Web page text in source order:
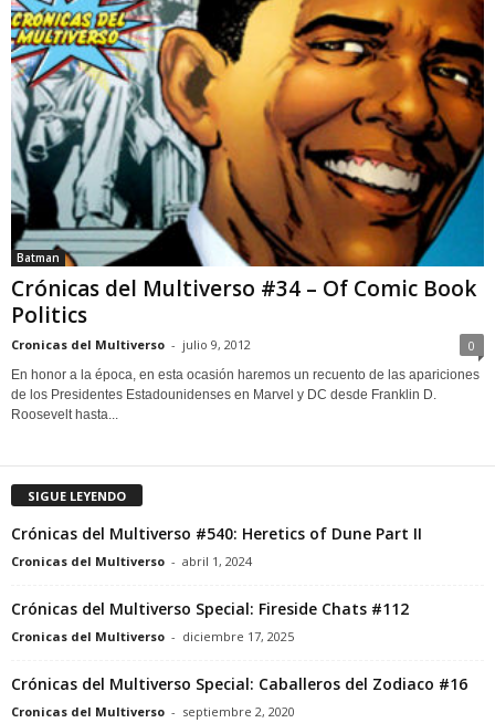
Batman
Crónicas del Multiverso #34 – Of Comic Book
Politics
Cronicas del Multiverso - julio 9, 2012 0
En honor a la época, en esta ocasión haremos un recuento de las apariciones
de los Presidentes Estadounidenses en Marvel y DC desde Franklin D.
Roosevelt hasta...
SIGUE LEYENDO
Crónicas del Multiverso #540: Heretics of Dune Part II
Cronicas del Multiverso - abril 1, 2024
Crónicas del Multiverso Special: Fireside Chats #112
Cronicas del Multiverso - diciembre 17, 2025
Crónicas del Multiverso Special: Caballeros del Zodiaco #16
Cronicas del Multiverso - septiembre 2, 2020